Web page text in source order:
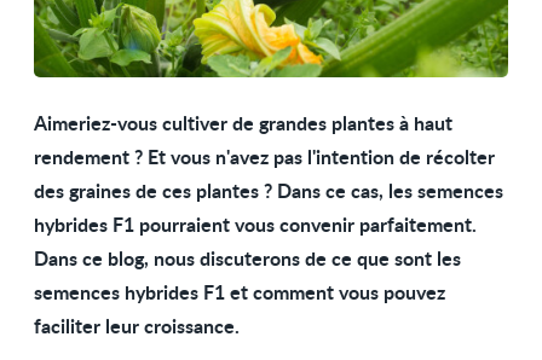
Aimeriez-vous cultiver de grandes plantes à haut
rendement ? Et vous n'avez pas l'intention de récolter
des graines de ces plantes ? Dans ce cas, les semences
hybrides F1 pourraient vous convenir parfaitement.
Dans ce blog, nous discuterons de ce que sont les
semences hybrides F1 et comment vous pouvez
faciliter leur croissance.